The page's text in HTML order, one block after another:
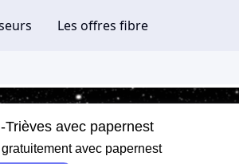
avec papernest
avec papernest